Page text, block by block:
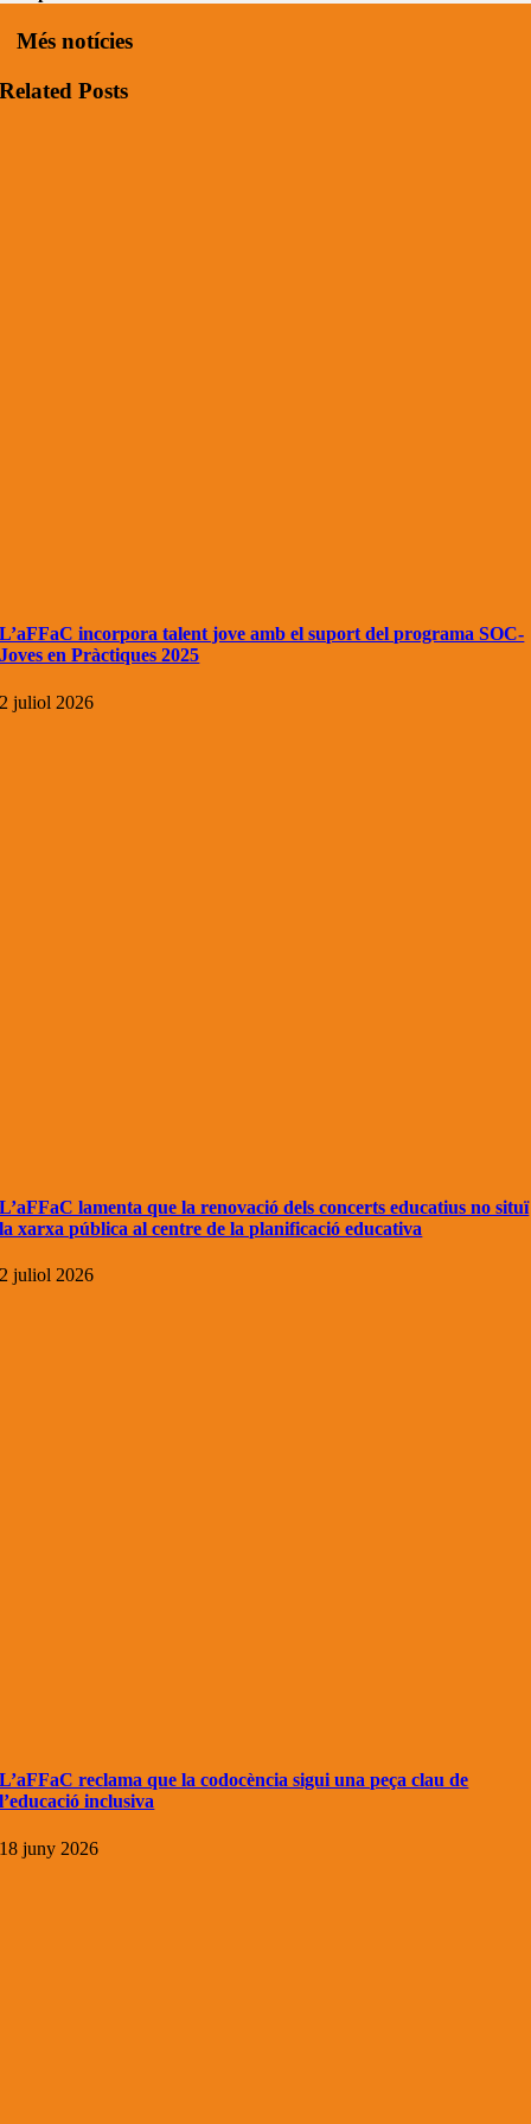
Més notícies
Related Posts
L’aFFaC incorpora talent jove amb el suport del programa SOC-
Joves en Pràctiques 2025
2 juliol 2026
L’aFFaC lamenta que la renovació dels concerts educatius no situï
la xarxa pública al centre de la planificació educativa
2 juliol 2026
L’aFFaC reclama que la codocència sigui una peça clau de
l’educació inclusiva
18 juny 2026